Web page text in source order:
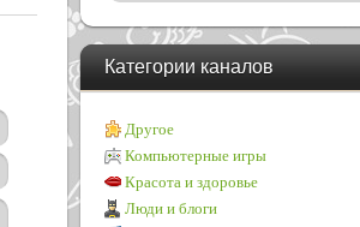
Категории каналов
Другое
Компьютерные игры
Красота и здоровье
Люди и блоги